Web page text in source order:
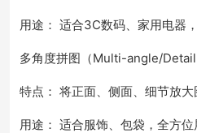
用途： 适合3C数码、家用电器
多角度拼图（Multi-angle/Detail
特点： 将正面、侧面、细节放大
用途： 适合服饰、包袋，全方位